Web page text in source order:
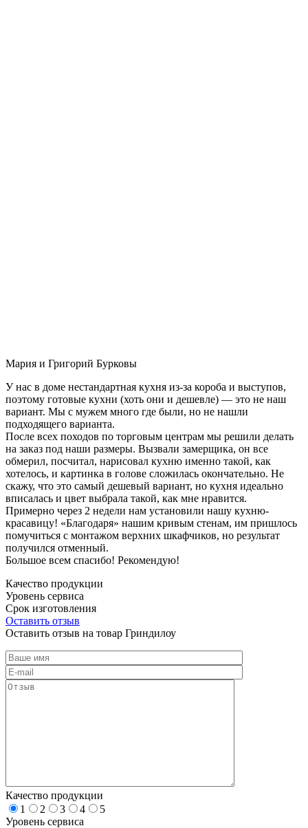
Мария и Григорий Бурковы
У нас в доме нестандартная кухня из-за короба и выступов,
поэтому готовые кухни (хоть они и дешевле) — это не наш
вариант. Мы с мужем много где были, но не нашли
подходящего варианта.
После всех походов по торговым центрам мы решили делать
на заказ под наши размеры. Вызвали замерщика, он все
обмерил, посчитал, нарисовал кухню именно такой, как
хотелось, и картинка в голове сложилась окончательно. Не
скажу, что это самый дешевый вариант, но кухня идеально
вписалась и цвет выбрала такой, как мне нравится.
Примерно через 2 недели нам установили нашу кухню-
красавицу! «Благодаря» нашим кривым стенам, им пришлось
помучиться с монтажом верхних шкафчиков, но результат
получился отменный.
Большое всем спасибо! Рекомендую!
Качество продукции
Уровень сервиса
Срок изготовления
Оставить отзыв
Оставить отзыв на товар Гриндилоу
Качество продукции
1
2 3 4
5
Уровень сервиса